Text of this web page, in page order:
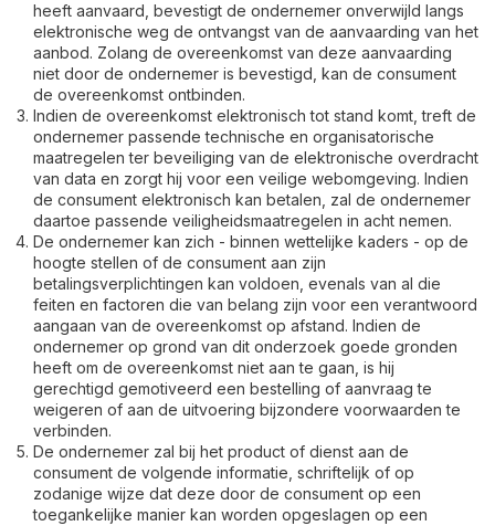
heeft aanvaard, bevestigt de ondernemer onverwijld langs
elektronische weg de ontvangst van de aanvaarding van het
aanbod. Zolang de overeenkomst van deze aanvaarding
niet door de ondernemer is bevestigd, kan de consument
de overeenkomst ontbinden.
Indien de overeenkomst elektronisch tot stand komt, treft de
ondernemer passende technische en organisatorische
maatregelen ter beveiliging van de elektronische overdracht
van data en zorgt hij voor een veilige webomgeving. Indien
de consument elektronisch kan betalen, zal de ondernemer
daartoe passende veiligheidsmaatregelen in acht nemen.
De ondernemer kan zich - binnen wettelijke kaders - op de
hoogte stellen of de consument aan zijn
betalingsverplichtingen kan voldoen, evenals van al die
feiten en factoren die van belang zijn voor een verantwoord
aangaan van de overeenkomst op afstand. Indien de
ondernemer op grond van dit onderzoek goede gronden
heeft om de overeenkomst niet aan te gaan, is hij
gerechtigd gemotiveerd een bestelling of aanvraag te
weigeren of aan de uitvoering bijzondere voorwaarden te
verbinden.
De ondernemer zal bij het product of dienst aan de
consument de volgende informatie, schriftelijk of op
zodanige wijze dat deze door de consument op een
toegankelijke manier kan worden opgeslagen op een